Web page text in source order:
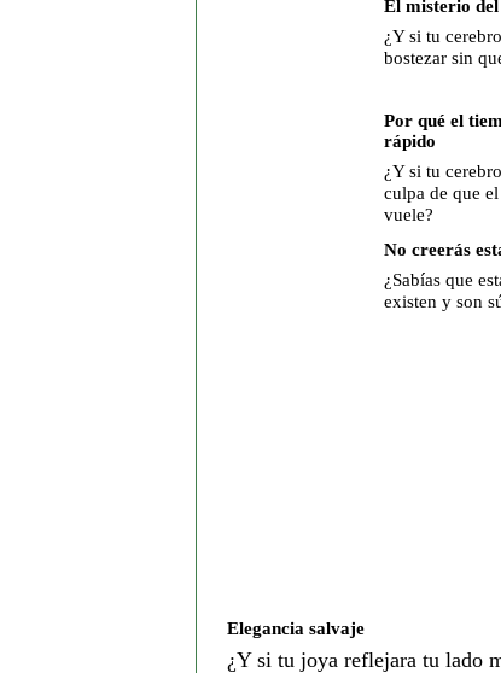
El misterio del
¿Y si tu
bostezar sin
Por qué el
rápido
¿Y si tu
culpa de que
vuele?
No creerás
¿Sabías que
existen y son
Elegancia salvaje
¿Y si tu joya reflejara tu lado